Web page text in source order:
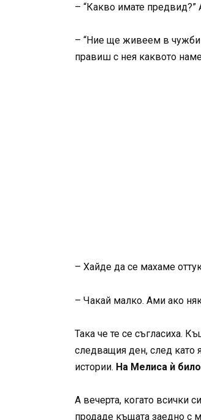
– “Какво имате предвид?”
– “Ние ще живеем в
правиш с нея каквото
– Хайде да се махаме
– Чакай малко. Ами ако
Така че те се съгласиха.
следващия ден, след като
истории. На Мелиса ѝ
А вечерта, когато всички
продаде къщата заедно с